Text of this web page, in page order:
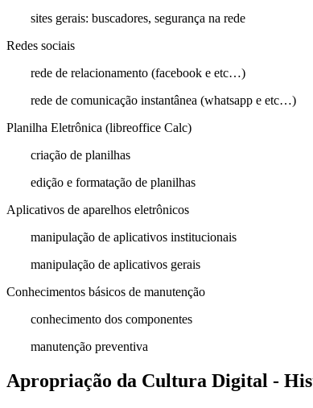
sites gerais: buscadores, segurança na rede
Redes sociais
rede de relacionamento (facebook e etc…)
rede de comunicação instantânea (whatsapp e etc…)
Planilha Eletrônica (libreoffice Calc)
criação de planilhas
edição e formatação de planilhas
Aplicativos de aparelhos eletrônicos
manipulação de aplicativos institucionais
manipulação de aplicativos gerais
Conhecimentos básicos de manutenção
conhecimento dos componentes
manutenção preventiva
Apropriação da Cultura Digital -